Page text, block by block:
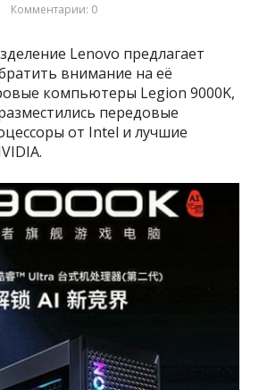
Комментарии: 0
Lenovo предлагает
внимание на её
компьютеры Legion 9000K,
передовые
от Intel и лучшие